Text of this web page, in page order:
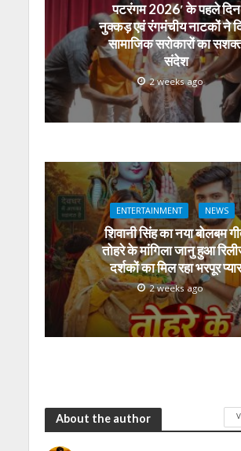
पटरंगम 2026′ के पहले दिन
नुक्कड़ एवं रंगमंचीय नाटकों ने
सामाजिक सरोकारों का
संदेश
2 weeks ago
ENTERTAINMENT NEWS
शिवानी सिंह का नया बोलबम
तोहरे के मांगिला जानु हुआ
दर्शकों का मिल रहा भरपूर प्यार
2 weeks ago
About the author